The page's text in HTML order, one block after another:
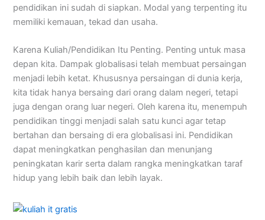
pendidikan ini sudah di siapkan. Modal yang terpenting itu
memiliki kemauan, tekad dan usaha.
Karena Kuliah/Pendidikan Itu Penting. Penting untuk masa
depan kita. Dampak globalisasi telah membuat persaingan
menjadi lebih ketat. Khususnya persaingan di dunia kerja,
kita tidak hanya bersaing dari orang dalam negeri, tetapi
juga dengan orang luar negeri. Oleh karena itu, menempuh
pendidikan tinggi menjadi salah satu kunci agar tetap
bertahan dan bersaing di era globalisasi ini. Pendidikan
dapat meningkatkan penghasilan dan menunjang
peningkatan karir serta dalam rangka meningkatkan taraf
hidup yang lebih baik dan lebih layak.